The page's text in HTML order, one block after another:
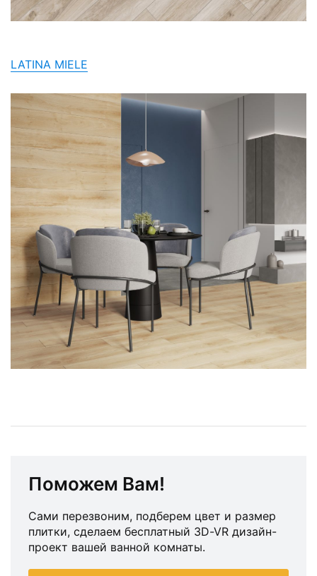
LATINA MIELE
Поможем Вам!
Сами перезвоним, подберем цвет и размер
плитки, сделаем бесплатный 3D-VR дизайн-
проект вашей ванной комнаты.